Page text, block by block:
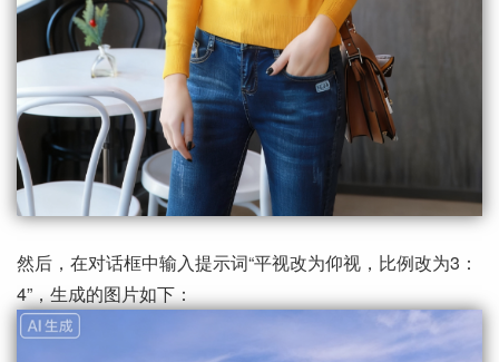
然后，在对话框中输入提示词“平视改为仰视，比例改为3：
4”，生成的图片如下：